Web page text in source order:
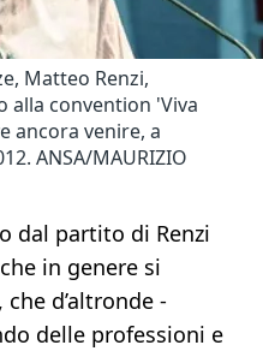
Matteo Renzi,
alla convention 'Viva
ancora venire, a
ANSA/MAURIZIO
dal partito di Renzi
in genere si
d’altronde -
delle professioni e